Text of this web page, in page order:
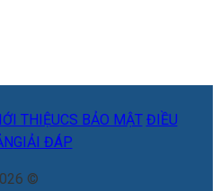
THIỆUCS BẢO MẬT ĐIỀU
GIẢI ĐÁP
©